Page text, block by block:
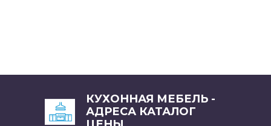
КУХОННАЯ МЕБЕЛЬ -
АДРЕСА КАТАЛОГ